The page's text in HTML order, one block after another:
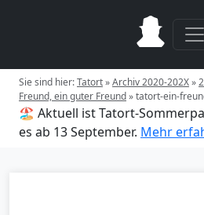
Sie sind hier:Tatort»Archiv 2020-202X»
Freund, ein guter Freund»tatort-ein-
🏖️ Aktuell ist Tatort-
es ab 13 September. Mehr